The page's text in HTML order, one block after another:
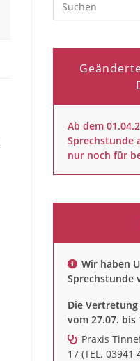
Ab dem
Sprechstunde
nur noch für
Wir haben
Sprechstunde
Die
vom 27.07. bis
Praxis
17 (TEL. 03941